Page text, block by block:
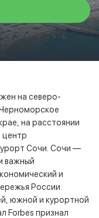
на северо-
на расстоянии
центр
Сочи. Сочи —
важный
и
России.
южной и курортной
Forbes признал